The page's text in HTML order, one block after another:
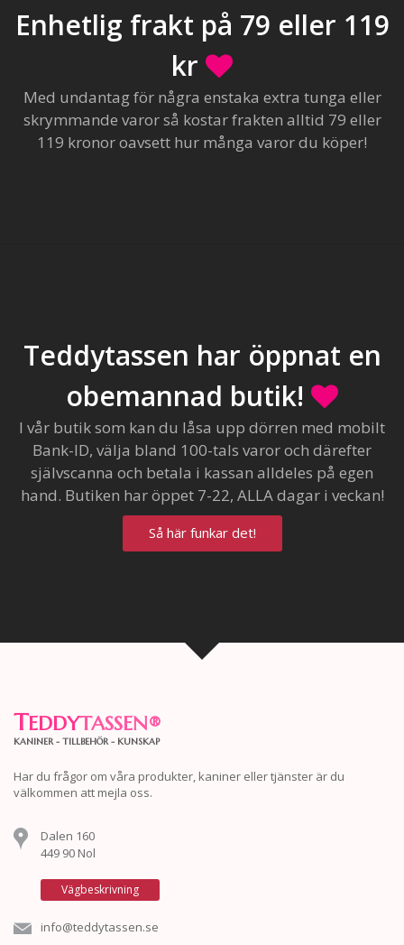
Enhetlig frakt på 79 eller 119
kr
Med undantag för några enstaka extra tunga eller
skrymmande varor så kostar frakten alltid 79 eller
119 kronor oavsett hur många varor du köper!
Teddytassen har öppnat en
obemannad butik!
I vår butik som kan du låsa upp dörren med mobilt
Bank-ID, välja bland 100-tals varor och därefter
självscanna och betala i kassan alldeles på egen
hand. Butiken har öppet 7-22, ALLA dagar i veckan!
Så här funkar det!
TEDDYTASSEN®
KANINER - TILLBEHÖR - KUNSKAP
Har du frågor om våra produkter, kaniner eller tjänster är du
välkommen att mejla oss.
Dalen 160
449 90 Nol
Vägbeskrivning
info@teddytassen.se